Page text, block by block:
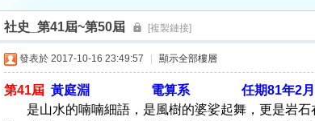
社史_第41屆~第50屆 [複製鏈接]
發表於 2017-10-16 23:49:57 顯示全部樓層
第41屆 黃庭淵 電算系 任期81年2月～
是山水的喃喃細語，是風樹的婆娑起舞，更是岩